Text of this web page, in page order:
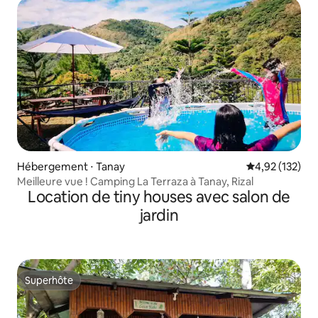
Hébergement ⋅ Tanay Évaluation
4,92 (132)
Meilleure vue ! Camping La Terraza à Tanay, Rizal
Location de tiny houses avec salon de
jardin
Superhôte
Superhôte